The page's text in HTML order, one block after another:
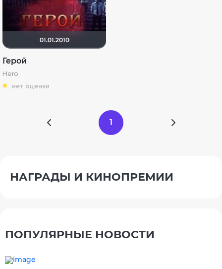
01.01.2010
Герой
Hero
нет оценки
1
НАГРАДЫ И КИНОПРЕМИИ
ПОПУЛЯРНЫЕ НОВОСТИ